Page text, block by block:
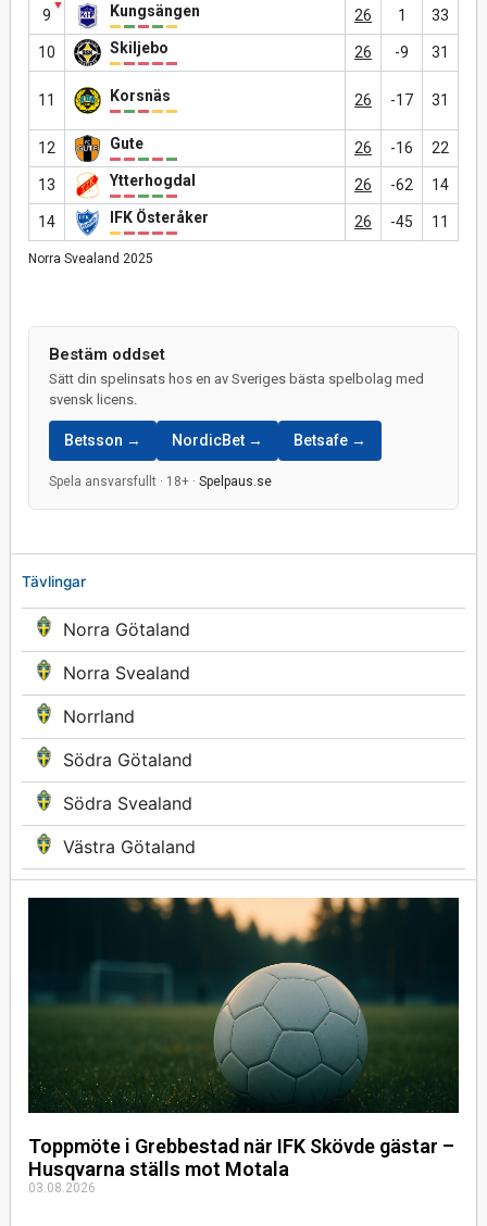
Tävlingar
Norra Götaland
Norra Svealand
Norrland
Södra Götaland
Södra Svealand
Västra Götaland
Toppmöte i Grebbestad när IFK Skövde gästar –
Husqvarna ställs mot Motala
03.08.2026
9
▼ Kungsängen 26 1 33
10 Skiljebo 26 -9 31
11 Korsnäs 26 -17 31
12 Gute 26 -16 22
13 Ytterhogdal 26 -62 14
14 IFK Österåker 26 -45 11
Norra Svealand 2025
Bestäm oddset
Sätt din spelinsats hos en av Sveriges bästa spelbolag med
svensk licens.
Betsson → NordicBet → Betsafe →
Spela ansvarsfullt · 18+ · Spelpaus.se